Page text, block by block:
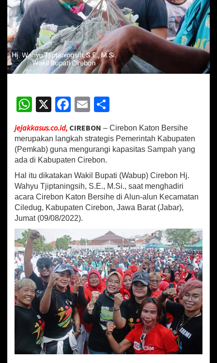
y
u
T
j
i
p
t
a
n
g
i
h
C
i
r
e
b
o
n
K
t
o
n
B
e
r
h
e
,
a
n
W
h
at
sA
p
p
X
Fa
b
o
o
k
E
ai
l
h
ar
e
jejakkasus.co.id, CIREBON – Cirebon Katon Bersihe
merupakan langkah strategis Pemerintah Kabupaten
(Pemkab) guna mengurangi kapasitas Sampah yang
ada di Kabupaten Cirebon.
Hal itu dikatakan Wakil Bupati (Wabup) Cirebon Hj.
Wahyu Tjiptaningsih, S.E., M.Si., saat menghadiri
acara Cirebon Katon Bersihe di Alun-alun Kecamatan
Ciledug, Kabupaten Cirebon, Jawa Barat (Jabar),
Jumat (09/08/2022).